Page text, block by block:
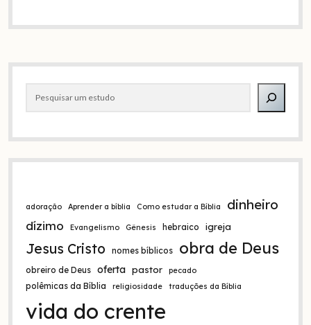
l
i
Barra
lateral
adoração Aprender a bíblia Como estudar a Bíblia dinheiro
dízimo Evangelismo Gênesis hebraico igreja
Jesus Cristo nomes bíblicos obra de Deus
obreiro de Deus oferta pastor pecado
polêmicas da Bíblia religiosidade traduções da Bíblia
vida do crente